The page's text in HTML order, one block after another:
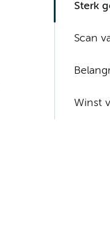
Sterk
Scan
Winst